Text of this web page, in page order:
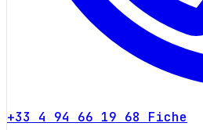
+33 4 94 66 19 68 Fiche